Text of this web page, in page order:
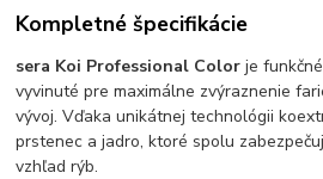
Kompletné špecifikácie
sera Koi Professional Color je
vyvinuté pre maximálne zvýraznenie
vývoj. Vďaka unikátnej technológii
prstenec a jadro, ktoré spolu
vzhľad rýb.